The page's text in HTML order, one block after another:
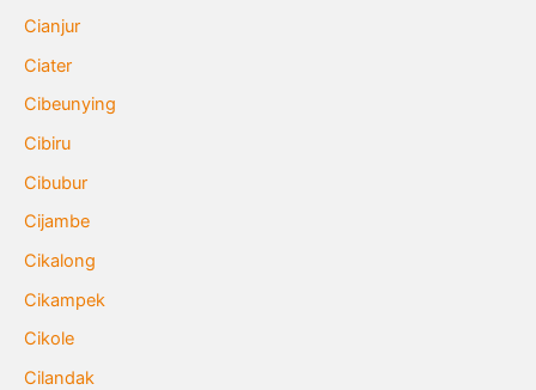
Cianjur
Ciater
Cibeunying
Cibiru
Cibubur
Cijambe
Cikalong
Cikampek
Cikole
Cilandak